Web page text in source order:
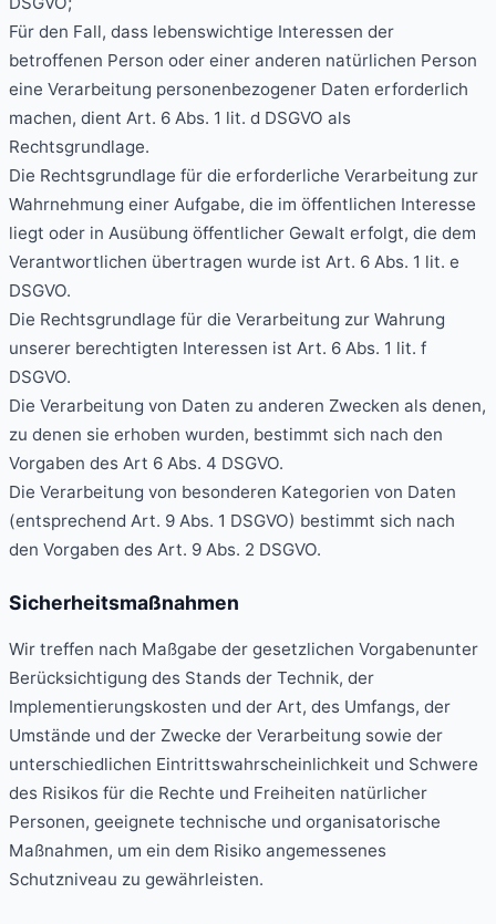
Für den Fall, dass lebenswichtige Interessen der
betroffenen Person oder einer anderen natürlichen Person
eine Verarbeitung personenbezogener Daten erforderlich
machen, dient Art. 6 Abs. 1 lit. d DSGVO als
Rechtsgrundlage.
Die Rechtsgrundlage für die erforderliche Verarbeitung zur
Wahrnehmung einer Aufgabe, die im öffentlichen Interesse
liegt oder in Ausübung öffentlicher Gewalt erfolgt, die dem
Verantwortlichen übertragen wurde ist Art. 6 Abs. 1 lit. e
DSGVO.
Die Rechtsgrundlage für die Verarbeitung zur Wahrung
unserer berechtigten Interessen ist Art. 6 Abs. 1 lit. f
DSGVO.
Die Verarbeitung von Daten zu anderen Zwecken als denen,
zu denen sie erhoben wurden, bestimmt sich nach den
Vorgaben des Art 6 Abs. 4 DSGVO.
Die Verarbeitung von besonderen Kategorien von Daten
(entsprechend Art. 9 Abs. 1 DSGVO) bestimmt sich nach
den Vorgaben des Art. 9 Abs. 2 DSGVO.
Sicherheitsmaßnahmen
Wir treffen nach Maßgabe der gesetzlichen Vorgabenunter
Berücksichtigung des Stands der Technik, der
Implementierungskosten und der Art, des Umfangs, der
Umstände und der Zwecke der Verarbeitung sowie der
unterschiedlichen Eintrittswahrscheinlichkeit und Schwere
des Risikos für die Rechte und Freiheiten natürlicher
Personen, geeignete technische und organisatorische
Maßnahmen, um ein dem Risiko angemessenes
Schutzniveau zu gewährleisten.